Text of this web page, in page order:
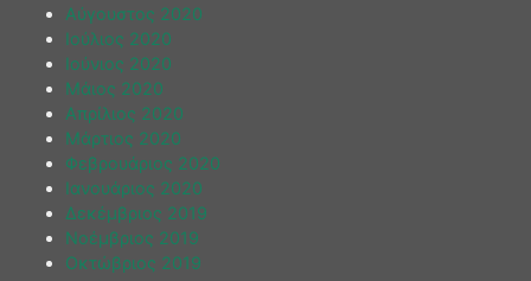
Αύγουστος 2020
Ιούλιος 2020
Ιούνιος 2020
Μάιος 2020
Απρίλιος 2020
Μάρτιος 2020
Φεβρουάριος 2020
Ιανουάριος 2020
Δεκέμβριος 2019
Νοέμβριος 2019
Οκτώβριος 2019